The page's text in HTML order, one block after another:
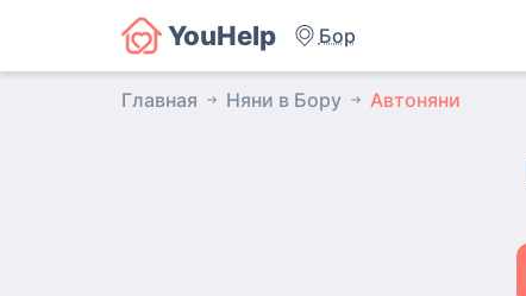
YouHelp Бор
Главная Няни в Бору Автоняни